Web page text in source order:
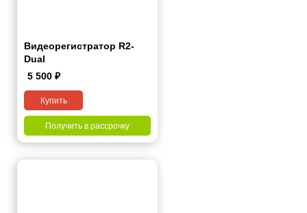
Видеорегистратор R2-
Dual
5 500 ₽
Купить
Получить в рассрочку